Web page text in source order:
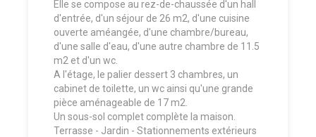
Elle se compose au rez-de-chaussée d'un hall
d'entrée, d'un séjour de 26 m2, d'une cuisine
ouverte améangée, d'une chambre/bureau,
d'une salle d'eau, d'une autre chambre de 11.5
m2 et d'un wc.
A l'étage, le palier dessert 3 chambres, un
cabinet de toilette, un wc ainsi qu'une grande
pièce aménageable de 17 m2.
Un sous-sol complet complète la maison.
Terrasse - Jardin - Stationnements extérieurs